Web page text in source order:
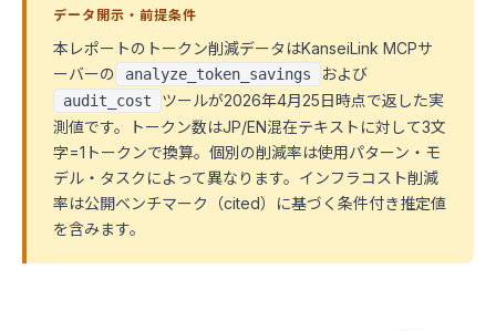
データ開示・前提条件
本レポートのトークン削減データはKanseiLink MCPサ
ーバーの
analyze_token_savings および
audit_cost
ツールが2026年4月25日時点で返した実
測値です。トークン数はJP/EN混在テキストに対して3文
字=1トークンで換算。個別の削減率は使用パターン・モ
デル・タスクによって異なります。インフラコスト削減
率は公開ベンチマーク（cited）に基づく条件付き推定値
を含みます。